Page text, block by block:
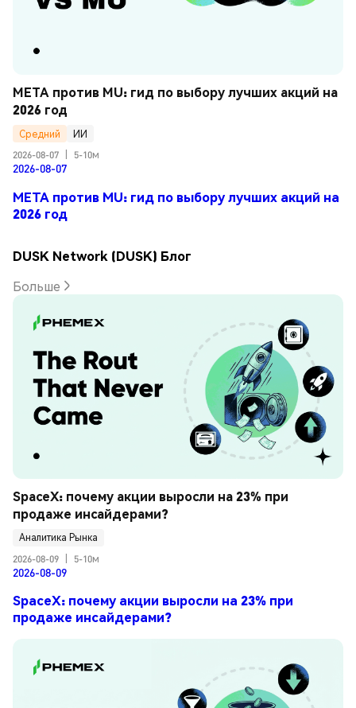
META против MU: гид по выбору лучших акций на
2026 год
Средний
ИИ
2026-08-07
5-10м
2026-08-07
META против MU: гид по выбору лучших акций на
2026 год
DUSK Network (DUSK) Блог
Больше
SpaceX: почему акции выросли на 23% при
продаже инсайдерами?
Аналитика Рынка
2026-08-09
5-10м
2026-08-09
SpaceX: почему акции выросли на 23% при
продаже инсайдерами?